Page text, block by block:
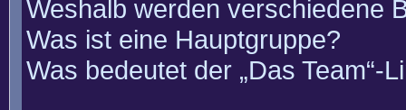
Weshalb werden verschiedene
Was ist eine Hauptgruppe?
Was bedeutet der „Das Team“-